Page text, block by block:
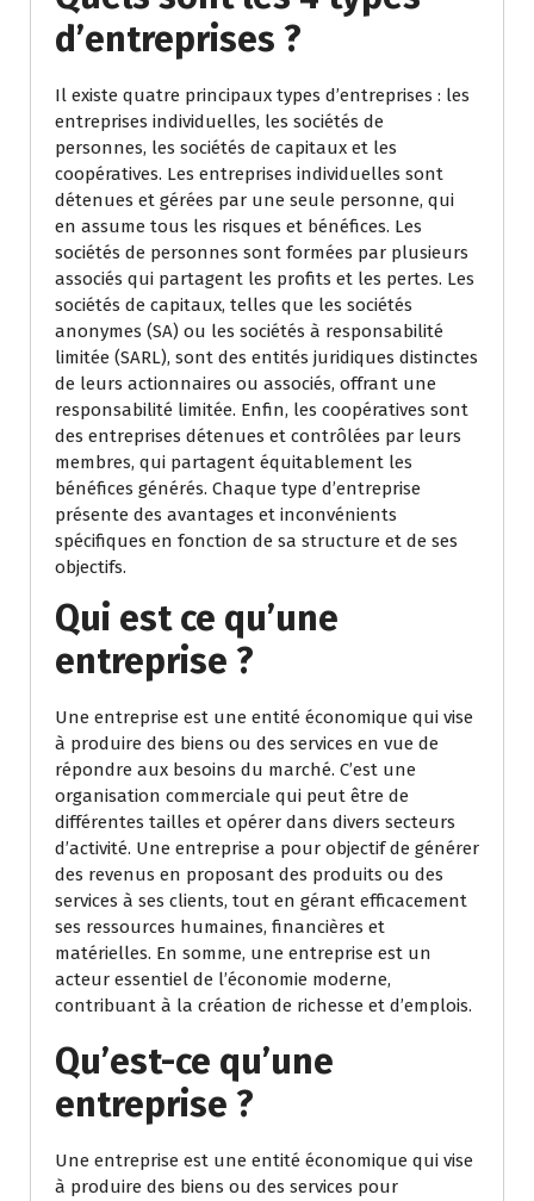
d’entreprises ?
Il existe quatre principaux types d’entreprises : les
entreprises individuelles, les sociétés de
personnes, les sociétés de capitaux et les
coopératives. Les entreprises individuelles sont
détenues et gérées par une seule personne, qui
en assume tous les risques et bénéfices. Les
sociétés de personnes sont formées par plusieurs
associés qui partagent les profits et les pertes. Les
sociétés de capitaux, telles que les sociétés
anonymes (SA) ou les sociétés à responsabilité
limitée (SARL), sont des entités juridiques distinctes
de leurs actionnaires ou associés, offrant une
responsabilité limitée. Enfin, les coopératives sont
des entreprises détenues et contrôlées par leurs
membres, qui partagent équitablement les
bénéfices générés. Chaque type d’entreprise
présente des avantages et inconvénients
spécifiques en fonction de sa structure et de ses
objectifs.
Qui est ce qu’une
entreprise ?
Une entreprise est une entité économique qui vise
à produire des biens ou des services en vue de
répondre aux besoins du marché. C’est une
organisation commerciale qui peut être de
différentes tailles et opérer dans divers secteurs
d’activité. Une entreprise a pour objectif de générer
des revenus en proposant des produits ou des
services à ses clients, tout en gérant efficacement
ses ressources humaines, financières et
matérielles. En somme, une entreprise est un
acteur essentiel de l’économie moderne,
contribuant à la création de richesse et d’emplois.
Qu’est-ce qu’une
entreprise ?
Une entreprise est une entité économique qui vise
à produire des biens ou des services pour